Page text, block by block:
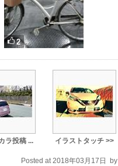
2
ラ投稿 ... イラストタッチ >>
Posted at 2018年03月17日 by